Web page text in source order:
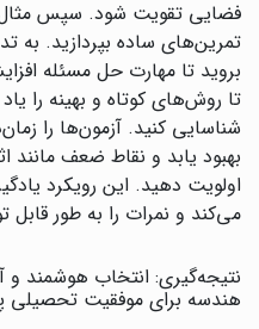
فضایی تقویت شود. سپس
تمرین‌های ساده بپردازید. به
بروید تا مهارت حل مسئله
تا روش‌های کوتاه و بهینه را
شناسایی کنید. آزمون‌ها را
بهبود یابد و نقاط ضعف مانند
اولویت دهید. این رویکرد
می‌کند و نمرات را به طور
نتیجه‌گیری: انتخاب هوشمند و
هندسه برای موفقیت تحصیلی